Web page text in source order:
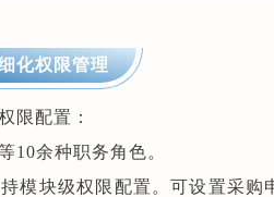
化权限管理
限配置：
10余种职务角色。
模块级权限配置。可设置采购